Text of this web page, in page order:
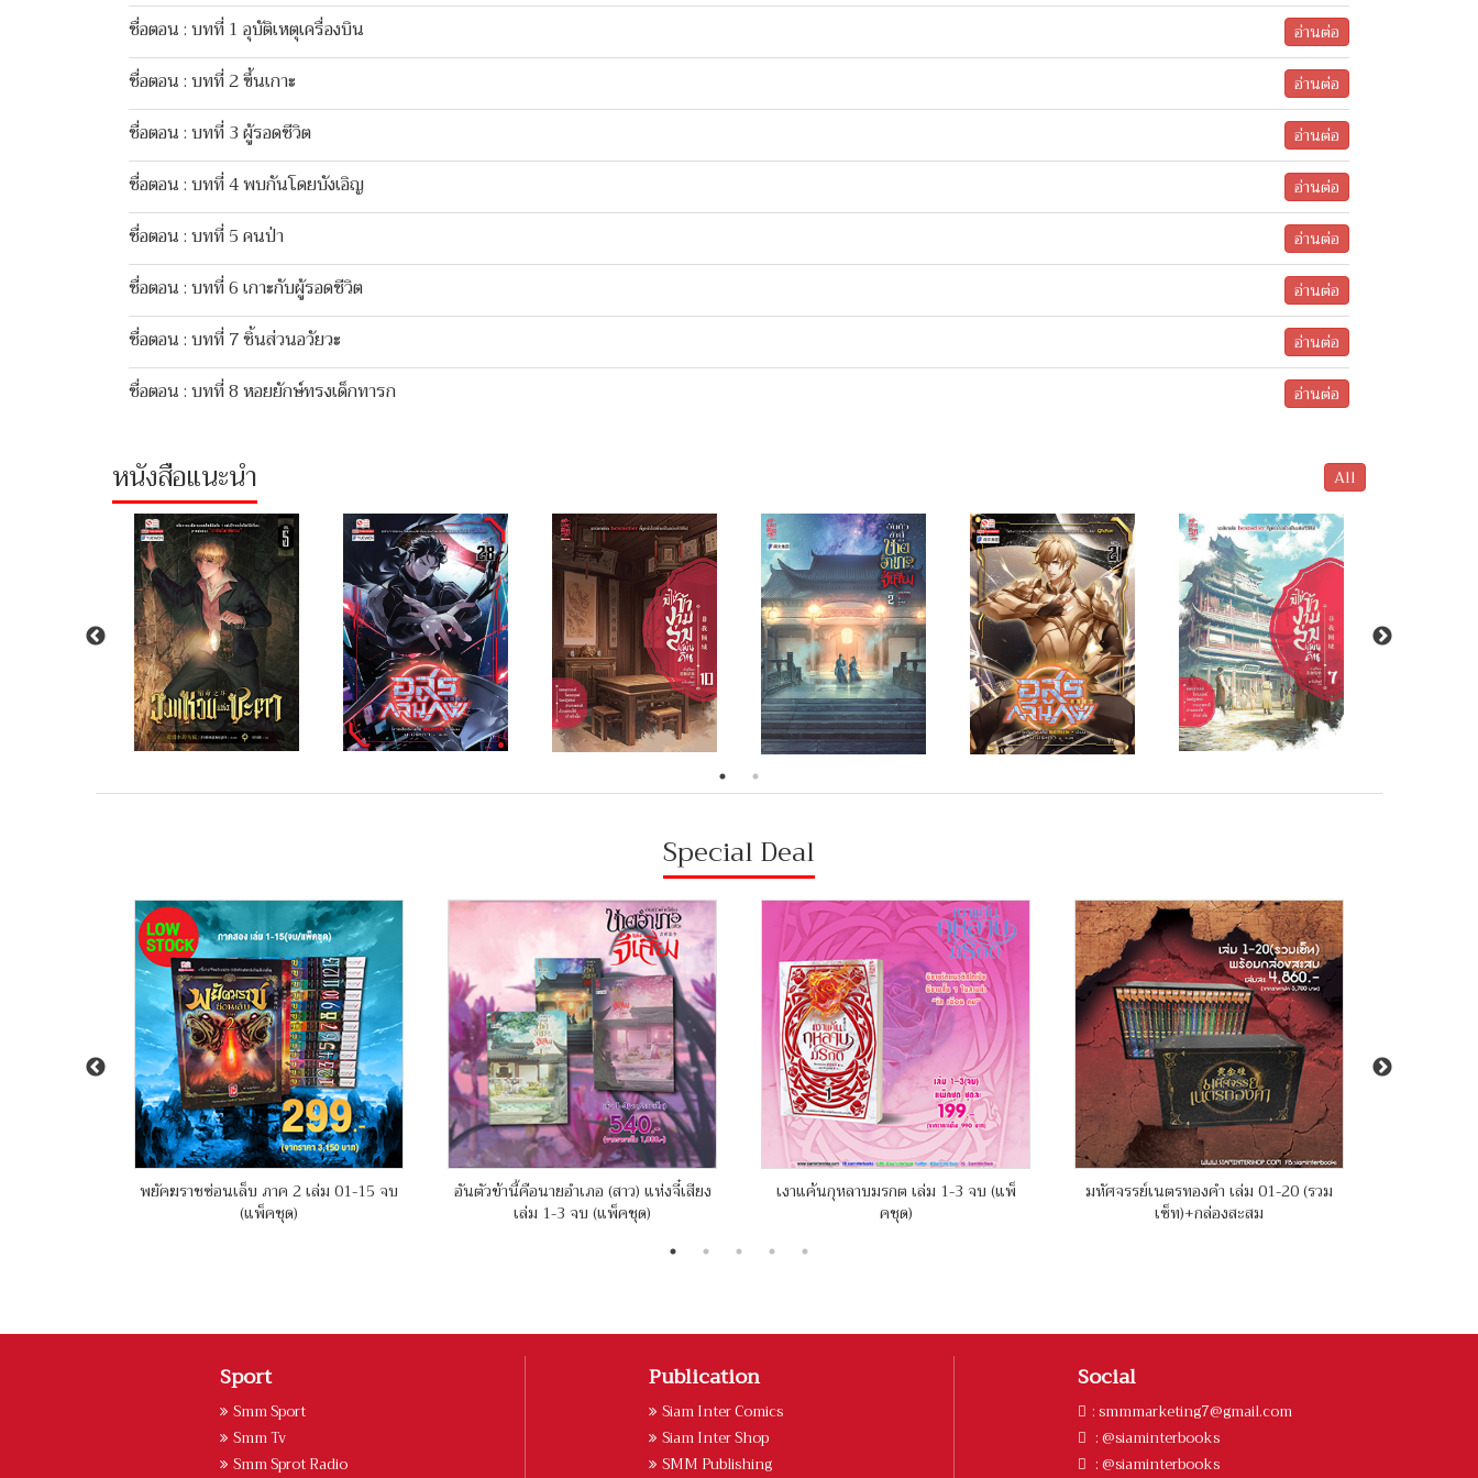
ชื่อตอน : บทที่ 1 อุบัติเหตุเครื่องบิน อ่านต่อ
ชื่อตอน : บทที่ 2 ขึ้นเกาะ อ่านต่อ
ชื่อตอน : บทที่ 3 ผู้รอดชีวิต อ่านต่อ
ชื่อตอน : บทที่ 4 พบกันโดยบังเอิญ อ่านต่อ
ชื่อตอน : บทที่ 5 คนป่า อ่านต่อ
ชื่อตอน : บทที่ 6 เกาะกับผู้รอดชีวิต อ่านต่อ
ชื่อตอน : บทที่ 7 ชิ้นส่วนอวัยวะ อ่านต่อ
ชื่อตอน : บทที่ 8 หอยยักษ์ทรงเด็กทารก อ่านต่อ
หนังสือแนะนำ All
Special Deal
พยัคฆราชซ่อนเล็บ ภาค 2 เล่ม 01-15 จบ
(แพ็คชุด)
อันตัวข้านี้คือนายอำเภอ (สาว) แห่งจี๋เสียง
เล่ม 1-3 จบ (แพ็คชุด)
เงาแค้นกุหลาบมรกต เล่ม 1-3 จบ (แพ็
คชุด)
มหัศจรรย์เนตรทองคำ เล่ม 01-20 (รวม
เซ็ท)+กล่องสะสม
Sport
Smm Sport
Smm Tv
Smm Sprot Radio
Publication
Siam Inter Comics
Siam Inter Shop
SMM Publishing
Social
:smmmarketing7@gmail.com
: @siaminterbooks
: @siaminterbooks